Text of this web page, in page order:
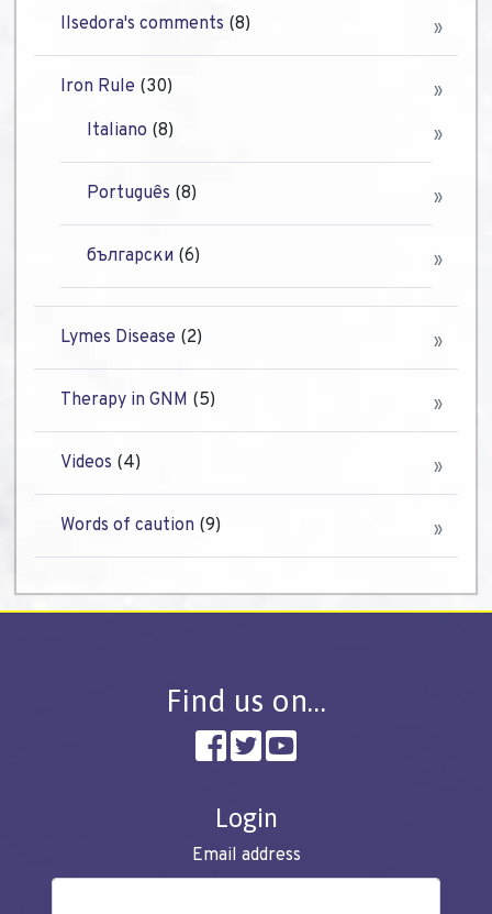
Ilsedora's comments (8)
Iron Rule (30)
Italiano (8)
Português (8)
български (6)
Lymes Disease (2)
Therapy in GNM (5)
Videos (4)
Words of caution (9)
Find us on…
Login
Email address